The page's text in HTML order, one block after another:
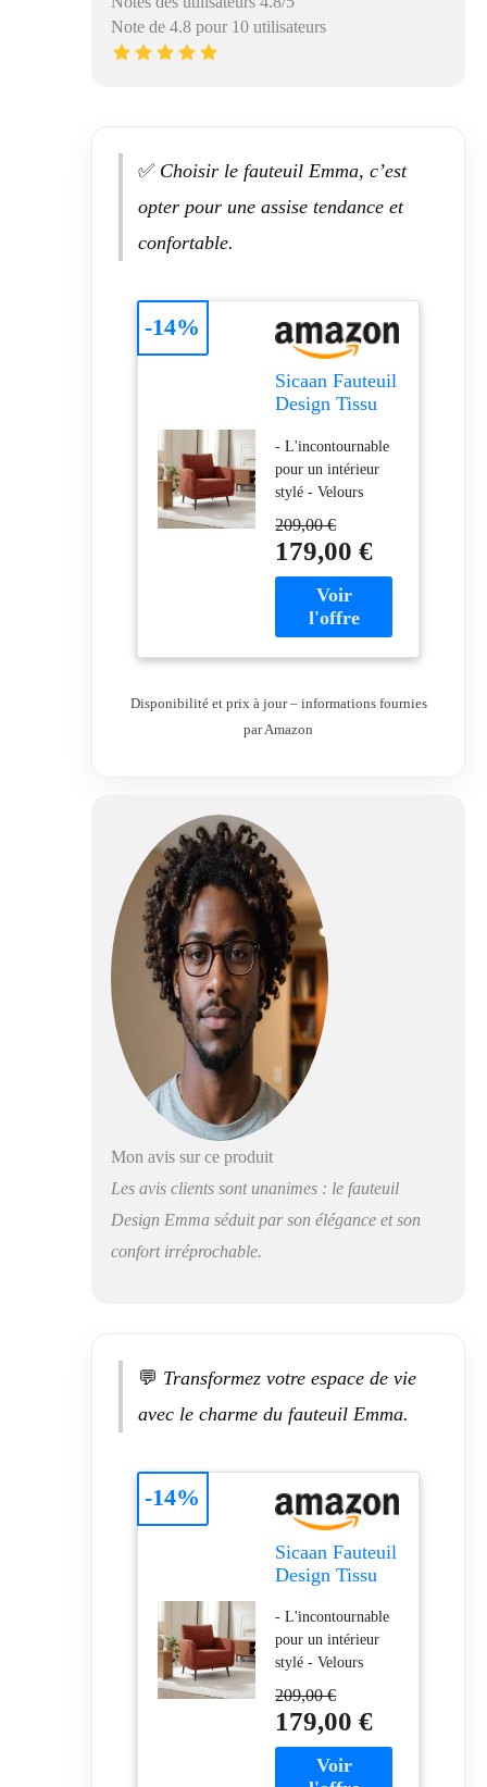
Note de 4.8 pour 10 utilisateurs
✅ Choisir le fauteuil Emma, c’est
opter pour une assise tendance et
confortable.
Sicaan Fauteuil
Design Tissu
Terracotta -
Emma
- L'incontournable
pour un intérieur
stylé - Velours
douceur - Couleur
terracotta
chaleureuse -
Produit livré en kit
209,00 €
179,00 €
-14%
Disponibilité et prix à jour – informations fournies
par Amazon
Mon avis sur ce produit
Les avis clients sont unanimes : le fauteuil
Design Emma séduit par son élégance et son
confort irréprochable.
💬 Transformez votre espace de vie
avec le charme du fauteuil Emma.
Sicaan Fauteuil
Design Tissu
Terracotta -
Emma
- L'incontournable
pour un intérieur
stylé - Velours
douceur - Couleur
terracotta
chaleureuse -
Produit livré en kit
209,00 €
179,00 €
-14%